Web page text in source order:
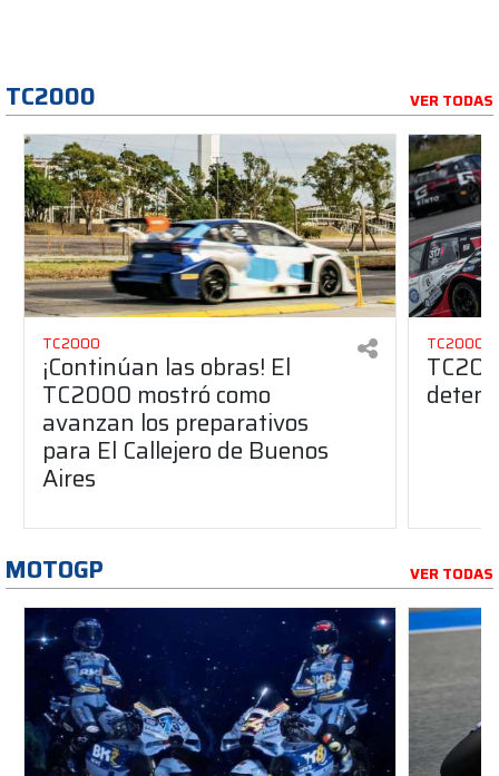
TC2000 VER TODAS
TC2000
¡Continúan las obras! El
TC2000 mostró como
avanzan los preparativos
para El Callejero de Buenos
Aires
TC2000
MOTOGP VER TODAS